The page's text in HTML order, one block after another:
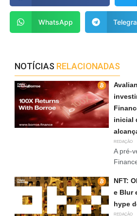
WhatsApp
NOTÍCIAS RELACIONADAS
inicial
REDAÇÃO
A pré-
NFT:
e Blur
hype
REDAÇÃO